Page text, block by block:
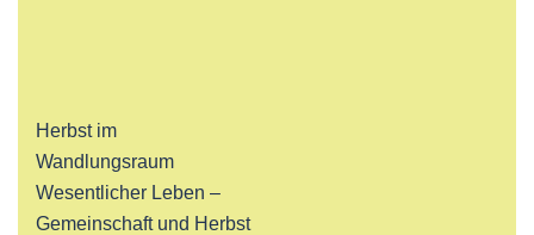
Herbst im
Wandlungsraum
Wesentlicher Leben –
Gemeinschaft und Herbst